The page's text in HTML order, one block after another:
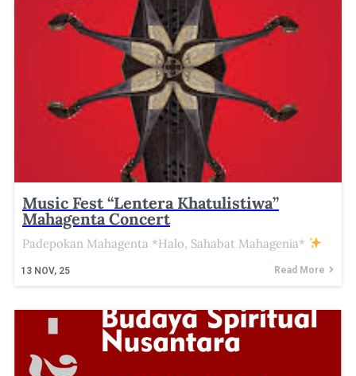
Music Fest “Lentera Khatulistiwa”
Mahagenta Concert
13 NOV, 25
Padepokan Mahagenta *Halo, Sahabat Mahagenia*
Read More